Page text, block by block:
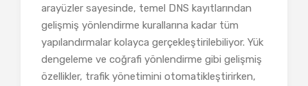
arayüzler sayesinde, temel DNS kayıtlarından
gelişmiş yönlendirme kurallarına kadar tüm
yapılandırmalar kolayca gerçekleştirilebiliyor. Yük
dengeleme ve coğrafi yönlendirme gibi gelişmiş
özellikler, trafik yönetimini otomatikleştirirken,